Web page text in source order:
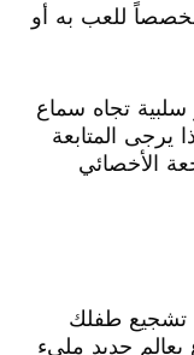
للعب به أو
سلبية تجاه سماع
يرجى المتابعة
الأخصائي
تشجيع طفلك
بعالم جديد مليء